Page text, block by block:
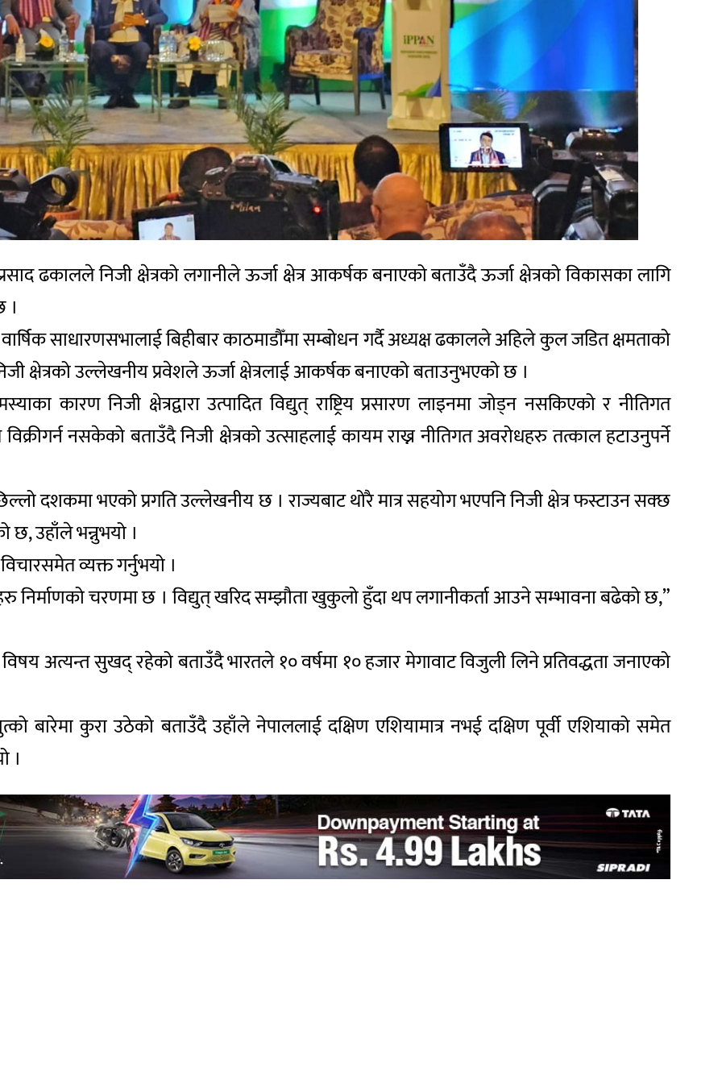
ढकालले निजी क्षेत्रको लगानीले ऊर्जा क्षेत्र आकर्षक बनाएको बताउँदै ऊर्जा क्षेत्रको विकासका लागि
।
साधारणसभालाई बिहीबार काठमाडौँमा सम्बोधन गर्दै अध्यक्ष ढकालले अहिले कुल जडित क्षमताको
क्षेत्रको उल्लेखनीय प्रवेशले ऊर्जा क्षेत्रलाई आकर्षक बनाएको बताउनुभएको छ ।
कारण निजी क्षेत्रद्वारा उत्पादित विद्युत् राष्ट्रिय प्रसारण लाइनमा जोड्न नसकिएको र नीतिगत
नसकेको बताउँदै निजी क्षेत्रको उत्साहलाई कायम राख्न नीतिगत अवरोधहरु तत्काल हटाउनुपर्ने
दशकमा भएको प्रगति उल्लेखनीय छ । राज्यबाट थोरै मात्र सहयोग भएपनि निजी क्षेत्र फस्टाउन सक्छ
छ, उहाँले भन्नुभयो ।
व्यक्त गर्नुभयो ।
निर्माणको चरणमा छ । विद्युत् खरिद सम्झौता खुकुलो हुँदा थप लगानीकर्ता आउने सम्भावना बढेको छ,”
अत्यन्त सुखद् रहेको बताउँदै भारतले १० वर्षमा १० हजार मेगावाट विजुली लिने प्रतिवद्धता जनाएको
बारेमा कुरा उठेको बताउँदै उहाँले नेपाललाई दक्षिण एशियामात्र नभई दक्षिण पूर्वी एशियाको समेत
।